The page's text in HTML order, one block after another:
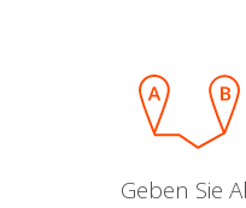
Geben Sie